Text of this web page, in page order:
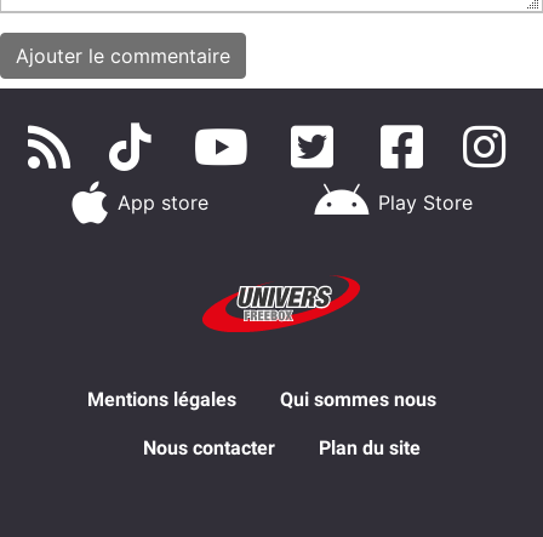
App store Play Store
Mentions légales Qui sommes nous
Nous contacter Plan du site